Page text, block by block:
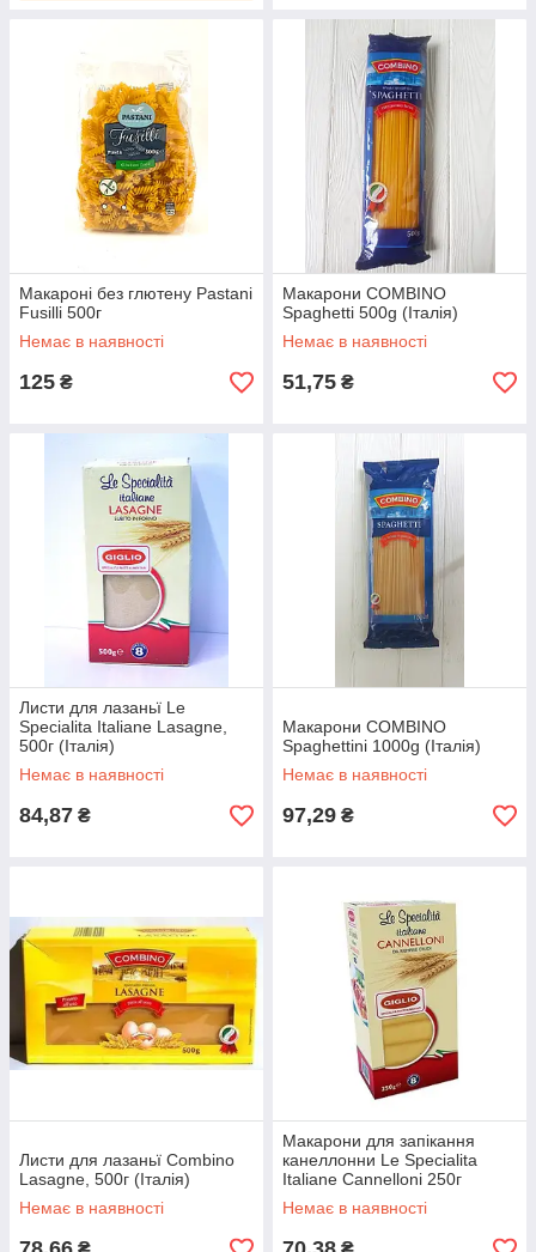
Макароні без глютену Pastani
Fusilli 500г
Немає в наявності
125 ₴
Макарони COMBINO
Spaghetti 500g (Італія)
Немає в наявності
51,75 ₴
Листи для лазаньї Le
Specialita Italiane Lasagne,
500г (Італія)
Немає в наявності
84,87 ₴
Макарони COMBINO
Spaghettini 1000g (Італія)
Немає в наявності
97,29 ₴
Листи для лазаньї Combino
Lasagne, 500г (Італія)
Немає в наявності
Макарони для запікання
канеллонни Le Specialita
Italiane Cannelloni 250г
(Італія)
Немає в наявності